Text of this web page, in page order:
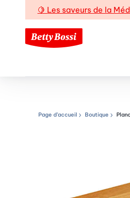
🍋 Les saveurs de la
Chemin de
Page d’accueil Boutique